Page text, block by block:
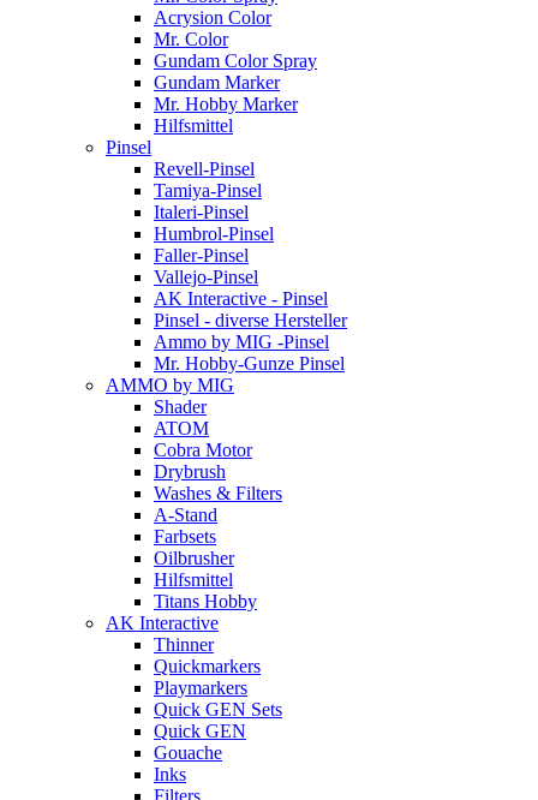
Acrysion Color
Mr. Color
Gundam Color Spray
Gundam Marker
Mr. Hobby Marker
Hilfsmittel
Pinsel
Revell-Pinsel
Tamiya-Pinsel
Italeri-Pinsel
Humbrol-Pinsel
Faller-Pinsel
Vallejo-Pinsel
AK Interactive - Pinsel
Pinsel - diverse Hersteller
Ammo by MIG -Pinsel
Mr. Hobby-Gunze Pinsel
AMMO by MIG
Shader
ATOM
Cobra Motor
Drybrush
Washes & Filters
A-Stand
Farbsets
Oilbrusher
Hilfsmittel
Titans Hobby
AK Interactive
Thinner
Quickmarkers
Playmarkers
Quick GEN Sets
Quick GEN
Gouache
Inks
Filters